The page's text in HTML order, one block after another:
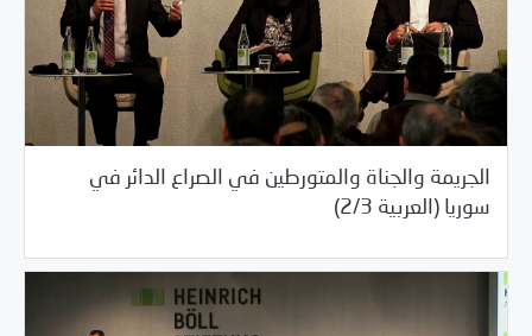
الجريمة والجناة والمتورطين في الصراع الدائر في
سوريا (العربية 2/3)
03/03/2017 مكتبة الفيديو